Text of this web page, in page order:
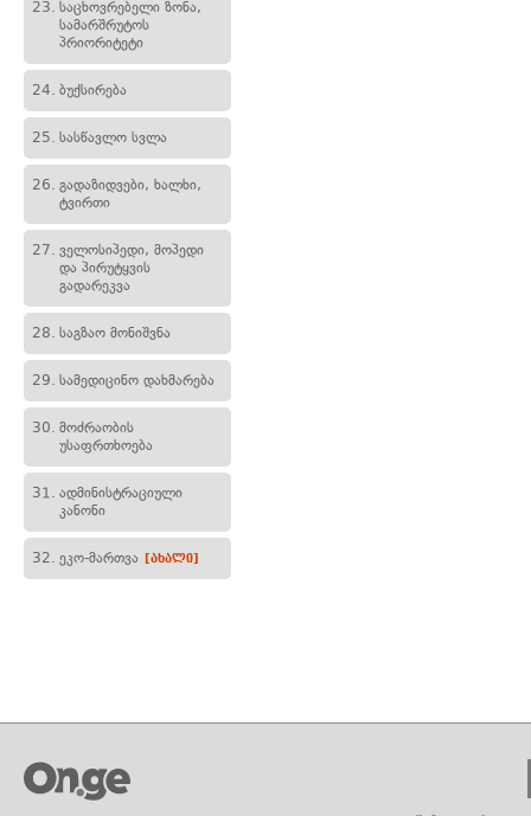
23. საცხოვრებელი ზონა,
სამარშრუტოს
პრიორიტეტი
24. ბუქსირება
25. სასწავლო სვლა
26. გადაზიდვები, ხალხი,
ტვირთი
27. ველოსიპედი, მოპედი
და პირუტყვის
გადარეკვა
28. საგზაო მონიშვნა
29. სამედიცინო დახმარება
30. მოძრაობის
უსაფრთხოება
31. ადმინისტრაციული
კანონი
32. ეკო-მართვა [ახალი]